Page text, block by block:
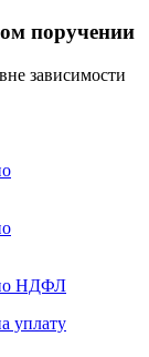
поручении
зависимости
по НДФЛ
уплату